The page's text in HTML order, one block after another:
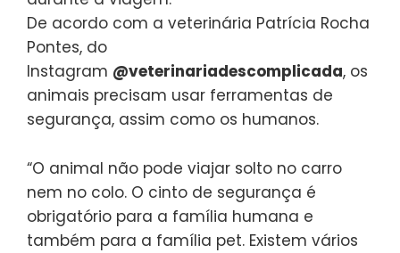
De acordo com a veterinária Patrícia Rocha
Pontes, do
Instagram @veterinariadescomplicada, os
animais precisam usar ferramentas de
segurança, assim como os humanos.
“O animal não pode viajar solto no carro
nem no colo. O cinto de segurança é
obrigatório para a família humana e
também para a família pet. Existem vários